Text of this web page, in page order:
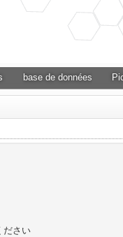
base de données
ださい